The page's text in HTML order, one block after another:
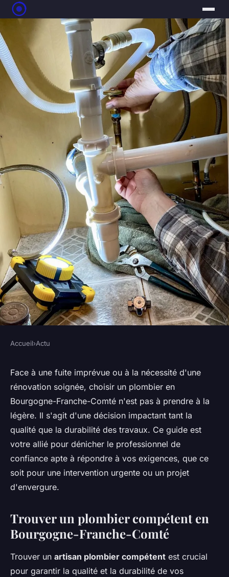
Plombier en Bourgogne-
Franche-Comté : engagez un
professionnel pour une
réparation parfaite
Lilou• 12 mai 2024•3 min de lecture
Accueil›Actu
Face à une fuite imprévue ou à la nécessité d'une
rénovation soignée, choisir un plombier en
Bourgogne-Franche-Comté n'est pas à prendre à la
légère. Il s'agit d'une décision impactant tant la
qualité que la durabilité des travaux. Ce guide est
votre allié pour dénicher le professionnel de
confiance apte à répondre à vos exigences, que ce
soit pour une intervention urgente ou un projet
d'envergure.
Trouver un plombier compétent en
Bourgogne-Franche-Comté
Trouver un artisan plombier compétent est crucial
pour garantir la qualité et la durabilité de vos